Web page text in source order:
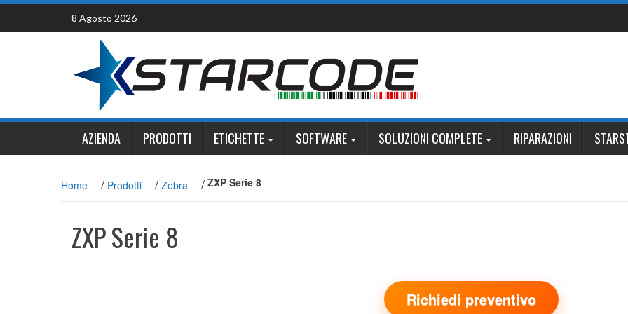
Skip
content
8 Agosto 2026
AZIENDA PRODOTTI ETICHETTE SOFTWARE SOLUZIONI COMPLETE RIPARAZIONI
Home / Prodotti / Zebra / ZXP Serie 8
ZXP Serie 8
Richiedi preventivo